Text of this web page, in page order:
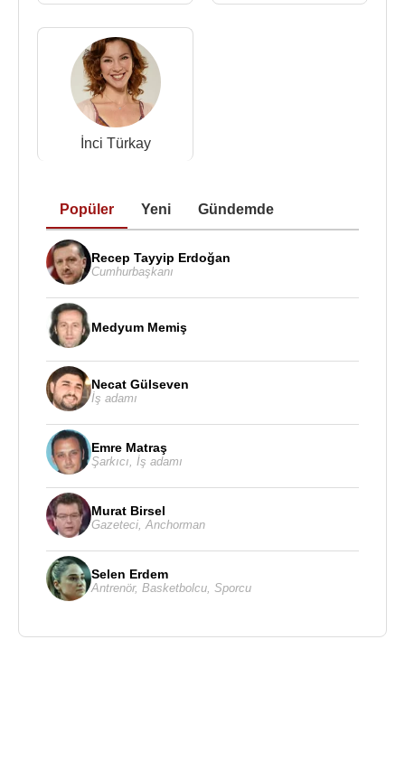
İnci Türkay
Popüler Yeni Gündemde
Recep Tayyip Erdoğan
Cumhurbaşkanı
Medyum Memiş
Necat Gülseven
İş adamı
Emre Matraş
Şarkıcı İş adamı
Murat Birsel
Gazeteci Anchorman
Selen Erdem
Antrenör, Basketbolcu Sporcu